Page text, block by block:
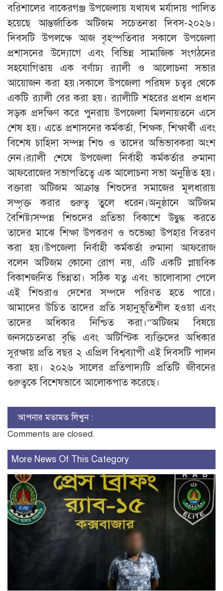
বরিশালের বাকেরগঞ্জ উপজেলায় যথাযথ মর্যাদায় পালিত
হয়েছে আন্তর্জাতিক অটিজম সচেতনতা দিবস-২০২৬।
দিবসটি উপলক্ষে আজ বৃহস্পতিবার সকালে উপজেলা
প্রশাসনের উদ্যোগে এবং বিভিন্ন সামাজিক সংগঠনের
সহযোগিতায় এক বর্ণাঢ্য র‍্যালী ও আলোচনা সভার
আয়োজন করা হয়।​সকালে উপজেলা পরিষদ চত্বর থেকে
একটি র‍্যালী বের করা হয়। র‍্যালীটি শহরের প্রধান প্রধান
সড়ক প্রদক্ষিণ করে পুনরায় উপজেলা মিলনায়তনে এসে
শেষ হয়। এতে প্রশাসনের কর্মকর্তা, শিক্ষক, শিক্ষার্থী এবং
বিশেষ চাহিদা সম্পন্ন শিশু ও তাদের অভিভাবকরা অংশ
নেন।​র‍্যালী শেষে উপজেলা নির্বাহী কর্মকর্তার রুমানা
আফরোজের সভাপতিত্বে এক আলোচনা সভা অনুষ্ঠিত হয়।
বক্তারা অটিজম আক্রান্ত শিশুদের সমাজের মূলধারায়
সম্পৃক্ত করার গুরুত্ব তুলে ধরেন।​অনুষ্ঠানে অটিজম
বৈশিষ্ট্যসম্পন্ন শিশুদের প্রতিভা বিকাশে উদ্বুদ্ধ করতে
তাদের মাঝে শিক্ষা উপকরণ ও শুভেচ্ছা উপহার বিতরণ
করা হয়।উপজেলা নির্বাহী কর্মকর্তা রুমানা আফরোজ
বলেন অটিজম কোনো রোগ নয়, এটি একটি স্নায়বিক
বিকাশজনিত ভিন্নতা। সঠিক যত্ন এবং ভালোবাসা পেলে
এই শিশুরাও দেশের সম্পদে পরিণত হতে পারে।
আমাদের উচিত তাদের প্রতি সহানুভূতিশীল হওয়া এবং
তাদের অধিকার নিশ্চিত করা।”​অটিজম বিষয়ে
জনসচেতনতা বৃদ্ধি এবং অটিস্টিক ব্যক্তিদের অধিকার
সুরক্ষায় প্রতি বছর ২ এপ্রিল বিশ্বব্যাপী এই দিবসটি পালন
করা হয়। ২০২৬ সালের প্রতিপাদ্যটি প্রতিটি জীবনের
গুরুত্বকে বিশেষভাবে আলোকপাত করেছে।
আপনার মতামত লিখুন :
Comments are closed.
More News Of This Category